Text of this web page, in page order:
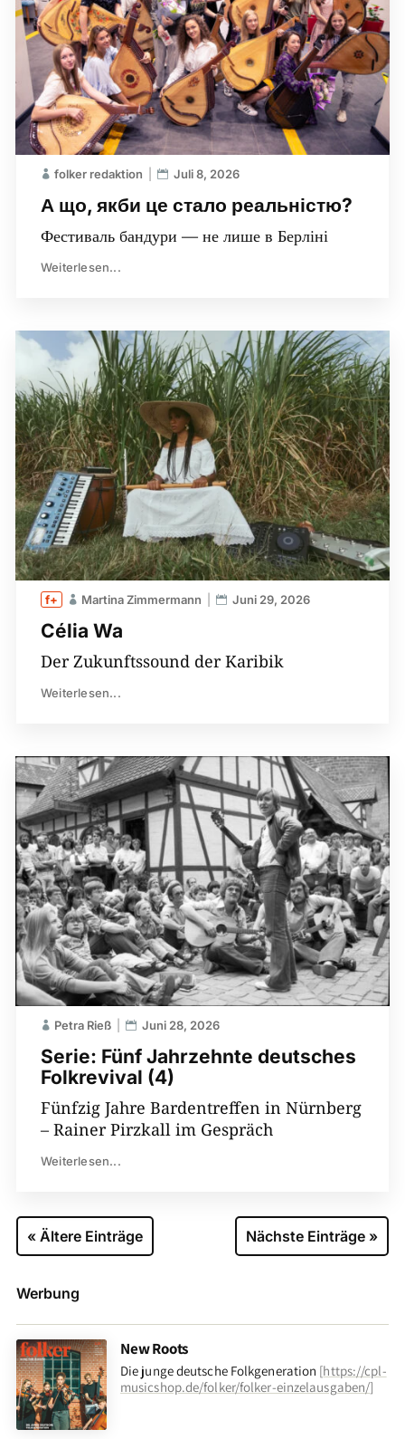
А що, якби це стало реальністю?
folker redaktion Juli 8, 2026
Фестиваль бандури — не лише в Берліні
Weiterlesen...
Célia Wa
Martina Zimmermann Juni 29, 2026
Der Zukunftssound der Karibik
Weiterlesen...
Serie: Fünf Jahrzehnte deutsches
Folkrevival (4)
Petra Rieß Juni 28, 2026
Fünfzig Jahre Bardentreffen in Nürnberg
– Rainer Pirzkall im Gespräch
Weiterlesen...
« Ältere Einträge Nächste Einträge »
Werbung
New Roots
Die junge deutsche Folkgeneration [https://cpl-
musicshop.de/folker/folker-einzelausgaben/]